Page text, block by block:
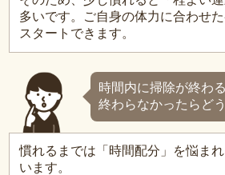
多いです。ご自身の体力に合わせ
スタートできます。
時間内に掃除が終わ
終わらなかったらど
慣れるまでは「時間配分」を悩ま
います。